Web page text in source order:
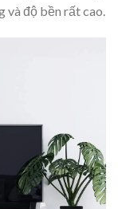
và độ bền rất cao.